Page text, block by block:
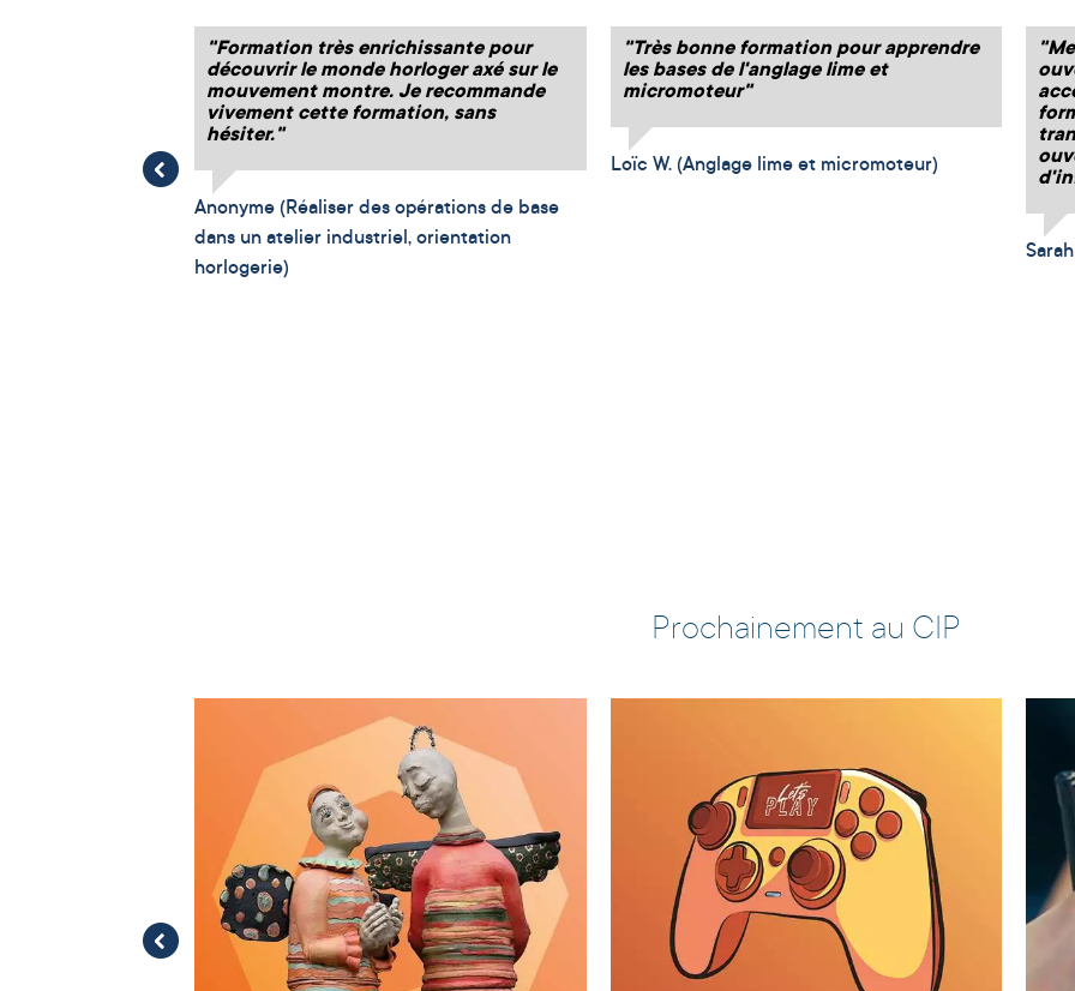
"Formation très enrichissante pour
découvrir le monde horloger axé sur le
mouvement montre. Je recommande
vivement cette formation, sans
hésiter."
Anonyme (Réaliser des opérations de base
dans un atelier industriel, orientation
horlogerie)
"Très bonne formation pour apprendre
les bases de l'anglage lime et
micromoteur"
Loïc W. (Anglage lime et micromoteur)
Prochainement au CIP
Sforza, grand